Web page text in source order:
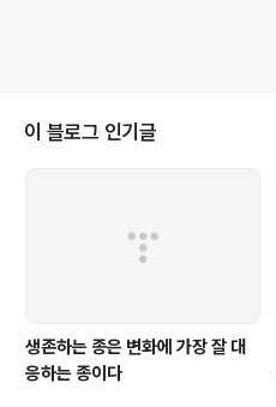
이 블로그 인기글
생존하는 종은 변화에 가장 잘 대
응하는 종이다